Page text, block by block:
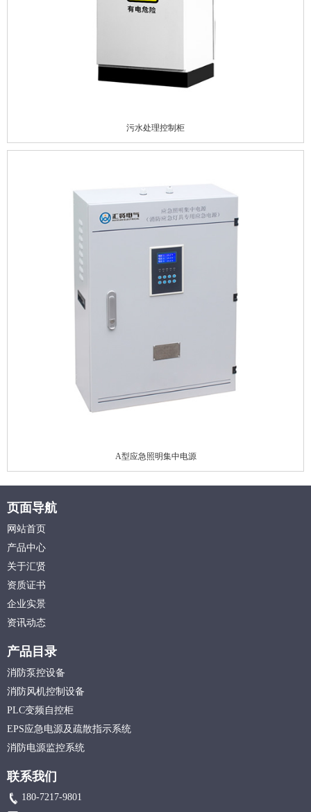
污水处理控制柜
A型应急照明集中电源
页面导航
网站首页
产品中心
关于汇贤
资质证书
企业实景
资讯动态
产品目录
消防泵控设备
消防风机控制设备
PLC变频自控柜
EPS应急电源及疏散指示系统
消防电源监控系统
联系我们
180-7217-9801